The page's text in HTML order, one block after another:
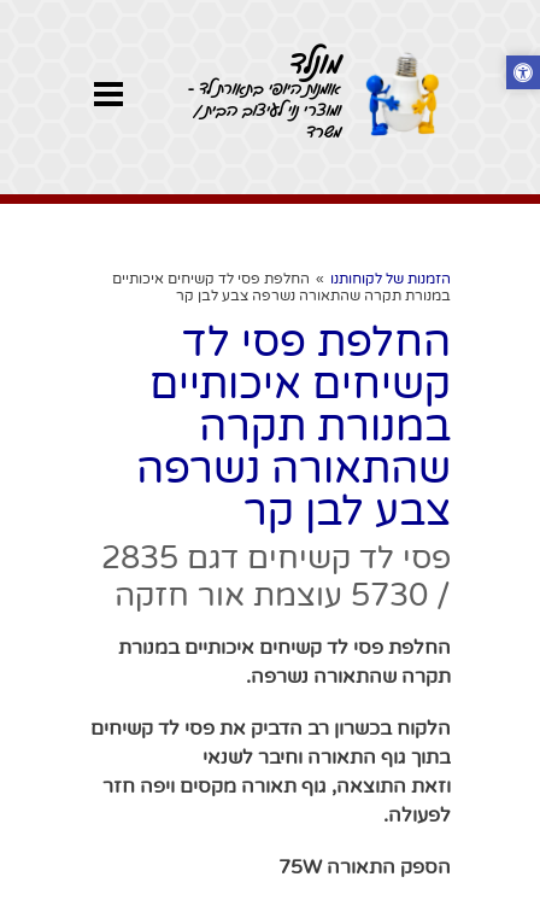
מונלד
אומנות היופי בתאורת לד -
ומוצרי נוי לעיצוב הבית /
משרד
הזמנות של לקוחותנו » החלפת פסי לד קשיחים איכותיים
במנורת תקרה שהתאורה נשרפה צבע לבן קר
החלפת פסי לד
קשיחים איכותיים
במנורת תקרה
שהתאורה נשרפה
צבע לבן קר
פסי לד קשיחים דגם 2835
/ 5730 עוצמת אור חזקה
החלפת פסי לד קשיחים איכותייםבמנורת
תקרה שהתאורה נשרפה.
הלקוח בכשרון רב הדביק את פסי לד קשיחים
בתוך גוף התאורה וחיבר לשנאי
וזאת התוצאה, גוף תאורה מקסים ויפה חזר
לפעולה.
הספק התאורה 75W